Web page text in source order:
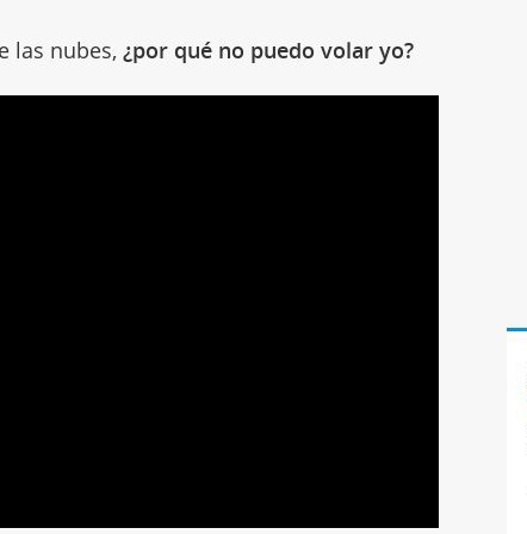
las nubes, ¿por qué no puedo volar yo?